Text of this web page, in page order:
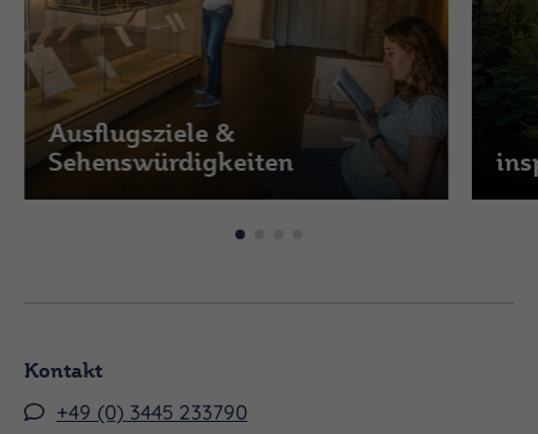
Ausflugsziele &
Sehenswürdigkeiten
Kontakt
+49 (0) 3445 233790